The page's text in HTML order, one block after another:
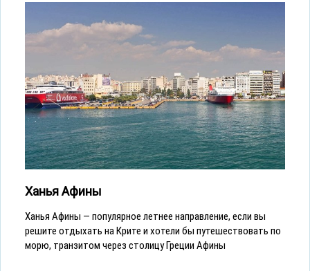
Ханья Афины
Ханья Афины — популярное летнее направление, если вы
решите отдыхать на Крите и хотели бы путешествовать по
морю, транзитом через столицу Греции Афины